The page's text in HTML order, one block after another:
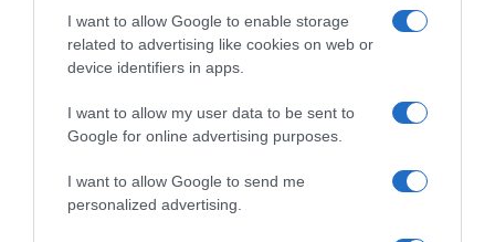
I want to allow Google to enable storage
related to advertising like cookies on web or
device identifiers in apps.
I want to allow my user data to be sent to
Google for online advertising purposes.
I want to allow Google to send me
personalized advertising.
Καταγράφονται μεταφορές άνω των 107.000 ευρώ σε
προσωπικούς λογαριασμούς